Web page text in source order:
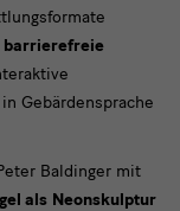
barrierefreie
Gebärdensprache
Baldinger mit
als Neonskulptur